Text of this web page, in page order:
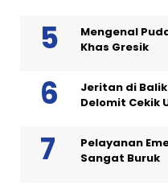
Mengenal
Khas Gresik
Jeritan di
Delomit Cekik
Pelayanan
Sangat Buruk